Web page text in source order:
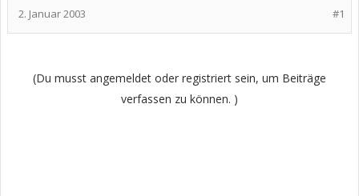
#1
2. Januar 2003
(Du musst angemeldet oder registriert sein, um Beiträge
verfassen zu können. )